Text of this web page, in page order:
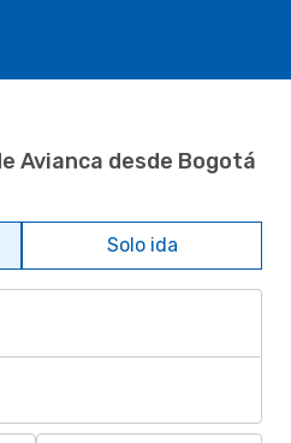
Avianca desde Bogotá
Solo ida